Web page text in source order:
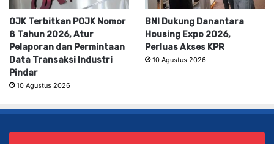
OJK Terbitkan POJK Nomor
8 Tahun 2026, Atur
Pelaporan dan Permintaan
Data Transaksi Industri
Pindar
10 Agustus 2026
BNI Dukung Danantara
Housing Expo 2026,
Perluas Akses KPR
10 Agustus 2026